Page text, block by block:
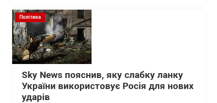
Політика
Sky News пояснив, яку слабку ланку
України використовує Росія для нових
ударів